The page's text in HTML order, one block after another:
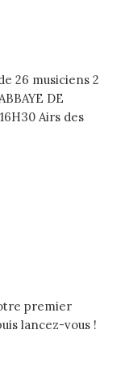
26 musiciens 2
DE
Airs des
premier
lancez-vous !